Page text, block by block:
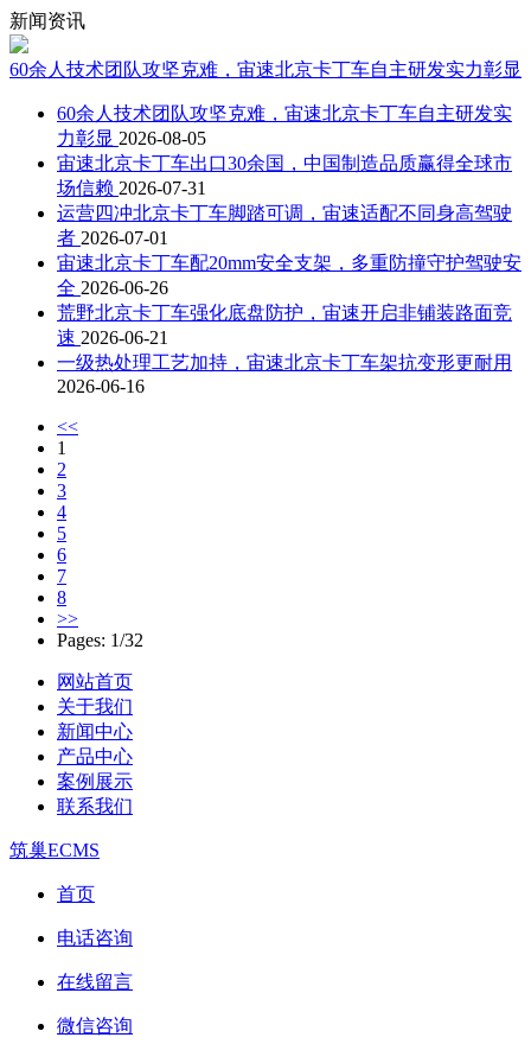
新闻资讯
60余人技术团队攻坚克难，宙速北京卡丁车自主研发实力彰显
60余人技术团队攻坚克难，宙速北京卡丁车自主研发实
力彰显 2026-08-05
宙速北京卡丁车出口30余国，中国制造品质赢得全球市
场信赖 2026-07-31
运营四冲北京卡丁车脚踏可调，宙速适配不同身高驾驶
者 2026-07-01
宙速北京卡丁车配20mm安全支架，多重防撞守护驾驶安
全 2026-06-26
荒野北京卡丁车强化底盘防护，宙速开启非铺装路面竞
速 2026-06-21
一级热处理工艺加持，宙速北京卡丁车架抗变形更耐用
2026-06-16
<<
1
2
3
4
5
6
7
8
>>
Pages: 1/32
网站首页
关于我们
新闻中心
产品中心
案例展示
联系我们
筑巢ECMS
首页
电话咨询
在线留言
微信咨询